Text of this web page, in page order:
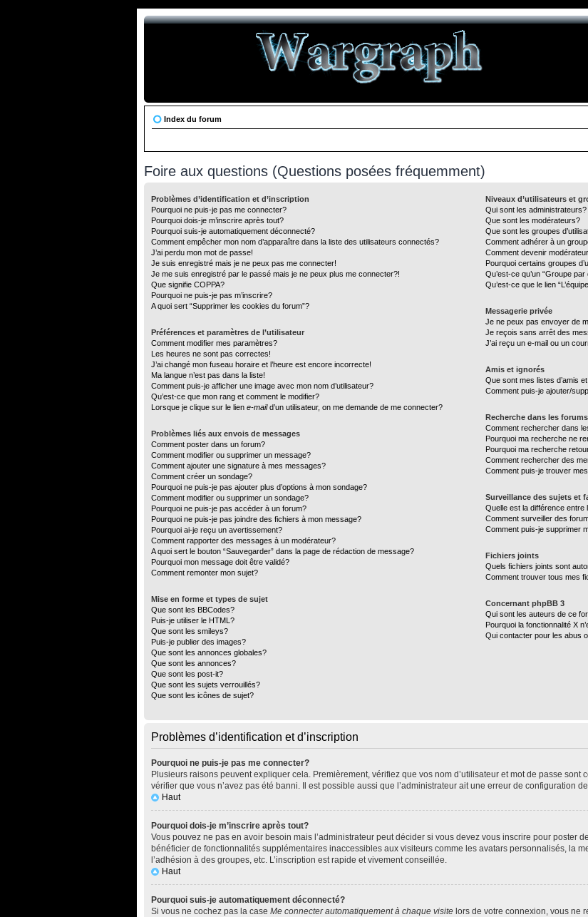
Index du forum
Foire aux questions (Questions posées fréquemment)
Problèmes d’identification et d’inscription
Pourquoi ne puis-je pas me connecter?
Pourquoi dois-je m’inscrire après tout?
Pourquoi suis-je automatiquement déconnecté?
Comment empêcher mon nom d’apparaître dans la liste des utilisateurs connectés?
J’ai perdu mon mot de passe!
Je suis enregistré mais je ne peux pas me connecter!
Je me suis enregistré par le passé mais je ne peux plus me connecter?!
Que signifie COPPA?
Pourquoi ne puis-je pas m’inscrire?
A quoi sert “Supprimer les cookies du forum”?
Préférences et paramètres de l’utilisateur
Comment modifier mes paramètres?
Les heures ne sont pas correctes!
J’ai changé mon fuseau horaire et l’heure est encore incorrecte!
Ma langue n’est pas dans la liste!
Comment puis-je afficher une image avec mon nom d’utilisateur?
Qu’est-ce que mon rang et comment le modifier?
Lorsque je clique sur le lien e-maild’un utilisateur, on me demande de me connecter?
Problèmes liés aux envois de messages
Comment poster dans un forum?
Comment modifier ou supprimer un message?
Comment ajouter une signature à mes messages?
Comment créer un sondage?
Pourquoi ne puis-je pas ajouter plus d’options à mon sondage?
Comment modifier ou supprimer un sondage?
Pourquoi ne puis-je pas accéder à un forum?
Pourquoi ne puis-je pas joindre des fichiers à mon message?
Pourquoi ai-je reçu un avertissement?
Comment rapporter des messages à un modérateur?
A quoi sert le bouton “Sauvegarder” dans la page de rédaction de message?
Pourquoi mon message doit être validé?
Comment remonter mon sujet?
Mise en forme et types de sujet
Que sont les BBCodes?
Puis-je utiliser le HTML?
Que sont les smileys?
Puis-je publier des images?
Que sont les annonces globales?
Que sont les annonces?
Que sont les post-it?
Que sont les sujets verrouillés?
Que sont les icônes de sujet?
Niveaux d’utilisateurs et
Qui sont les administrateurs?
Que sont les modérateurs?
Que sont les groupes
Comment adhérer à un
Comment devenir
Pourquoi certains groupes
Qu’est-ce qu’un “Groupe par
Qu’est-ce que le lien
Messagerie privée
Je ne peux pas envoyer de
Je reçois sans arrêt des
J’ai reçu un e-mail ou un
Amis et ignorés
Que sont mes listes d’amis et
Comment puis-je ajouter/
Recherche dans les forums
Comment rechercher dans
Pourquoi ma recherche ne
Pourquoi ma recherche
Comment rechercher des
Comment puis-je trouver
Surveillance des sujets et
Quelle est la différence
Comment surveiller des
Comment puis-je supprimer
Fichiers joints
Quels fichiers joints sont
Comment trouver tous mes
Concernant phpBB 3
Qui sont les auteurs de ce
Pourquoi la fonctionnalité X
Qui contacter pour les abus
Problèmes d’identification et d’inscription
Pourquoi ne puis-je pas me connecter?
Plusieurs raisons peuvent expliquer cela. Premièrement, vérifiez que vos nom d’utilisateur et mot de passe sont
vérifier que vous n’avez pas été banni. Il est possible aussi que l’administrateur ait une erreur de configuration
Haut
Pourquoi dois-je m’inscrire après tout?
Vous pouvez ne pas en avoir besoin mais l’administrateur peut décider si vous devez vous inscrire pour poster
bénéficier de fonctionnalités supplémentaires inaccessibles aux visiteurs comme les avatars personnalisés, la
l’adhésion à des groupes, etc. L’inscription est rapide et vivement conseillée.
Haut
Pourquoi suis-je automatiquement déconnecté?
Si vous ne cochez pas la case Me connecter automatiquement à chaque visite lors de votre connexion, vous ne